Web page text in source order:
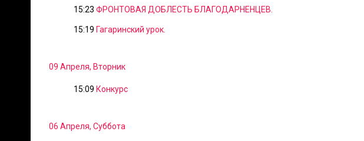
15:23 ФРОНТОВАЯ ДОБЛЕСТЬ БЛАГОДАРНЕНЦЕВ.
15:19 Гагаринский урок.
09 Апреля, Вторник
15:09 Конкурс
06 Апреля, Суббота